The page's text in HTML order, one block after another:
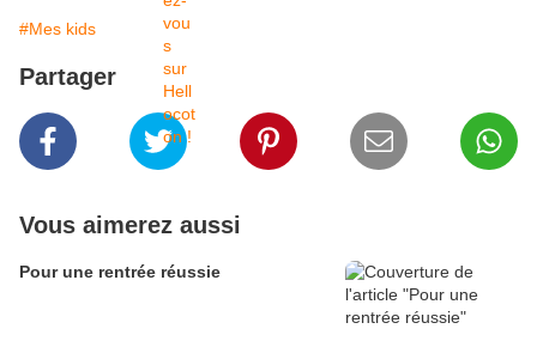
#Mes kids
Partager
Vous aimerez aussi
Pour une rentrée réussie